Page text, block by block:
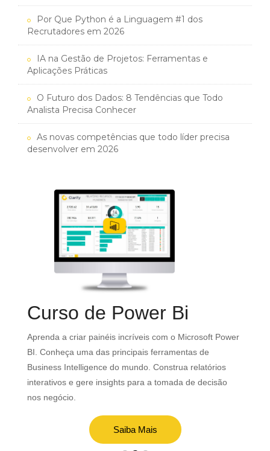
Por Que Python é a Linguagem #1 dos
Recrutadores em 2026
IA na Gestão de Projetos: Ferramentas e
Aplicações Práticas
O Futuro dos Dados: 8 Tendências que Todo
Analista Precisa Conhecer
As novas competências que todo líder precisa
desenvolver em 2026
Curso de Power Bi
Aprenda a criar painéis incríveis com o Microsoft Power
BI. Conheça uma das principais ferramentas de
Business Intelligence do mundo. Construa relatórios
interativos e gere insights para a tomada de decisão
nos negócio.
Saiba Mais